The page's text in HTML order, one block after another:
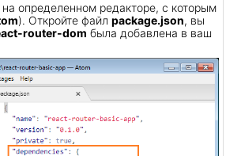
определенном редакторе, с которым
). Откройте файл package.json, вы
router-dom была добавлена в ваш